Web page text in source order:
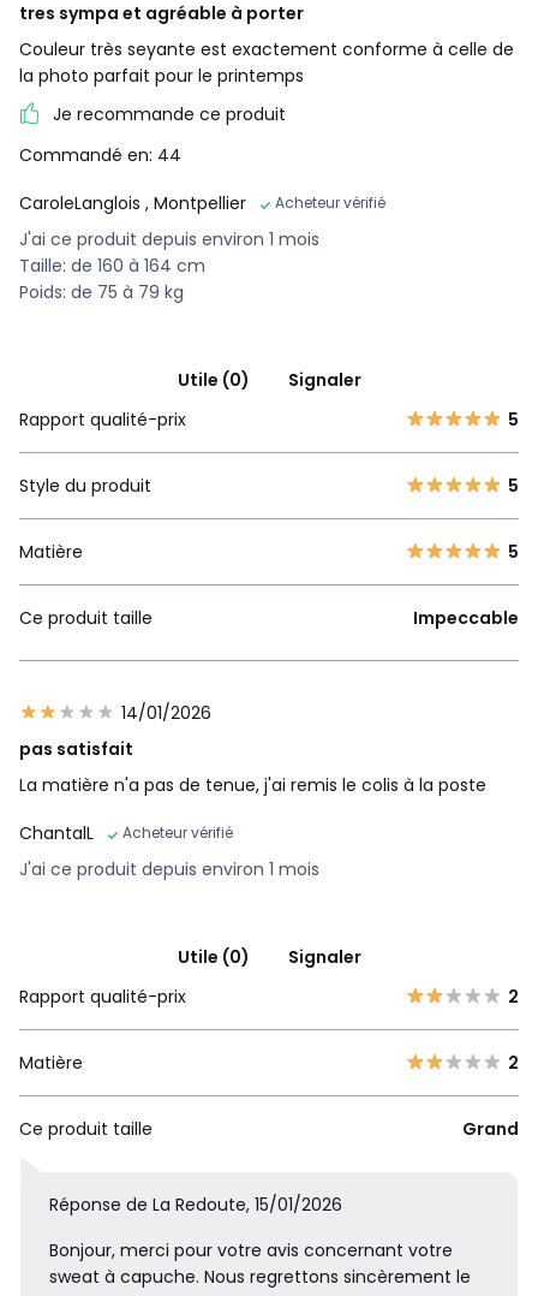
tres sympa et agréable à porter
Couleur très seyante est exactement conforme à celle de
la photo parfait pour le printemps
Je recommande ce produit
Commandé en: 44
CaroleLanglois , Montpellier Acheteur vérifié
J'ai ce produit depuis environ 1 mois
Taille: de 160 à 164 cm
Poids: de 75 à 79 kg
Utile (0)
Signaler
Rapport qualité-prix
5
Style du produit 5
Matière 5
Ce produit taille Impeccable
14/01/2026
pas satisfait
La matière n'a pas de tenue, j'ai remis le colis à la poste
ChantalL
Acheteur vérifié
J'ai ce produit depuis environ 1 mois
Utile (0)
Signaler
Rapport qualité-prix
2
Matière 2
Ce produit taille Grand
Réponse de La Redoute, 15/01/2026
Bonjour, merci pour votre avis concernant votre
sweat à capuche. Nous regrettons sincèrement le